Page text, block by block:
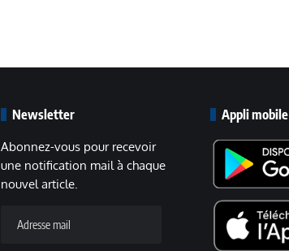
Newsletter
Abonnez-vous pour recevoir
une notification mail à chaque
nouvel article.
mail
Appli mobile